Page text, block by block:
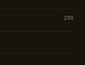
250